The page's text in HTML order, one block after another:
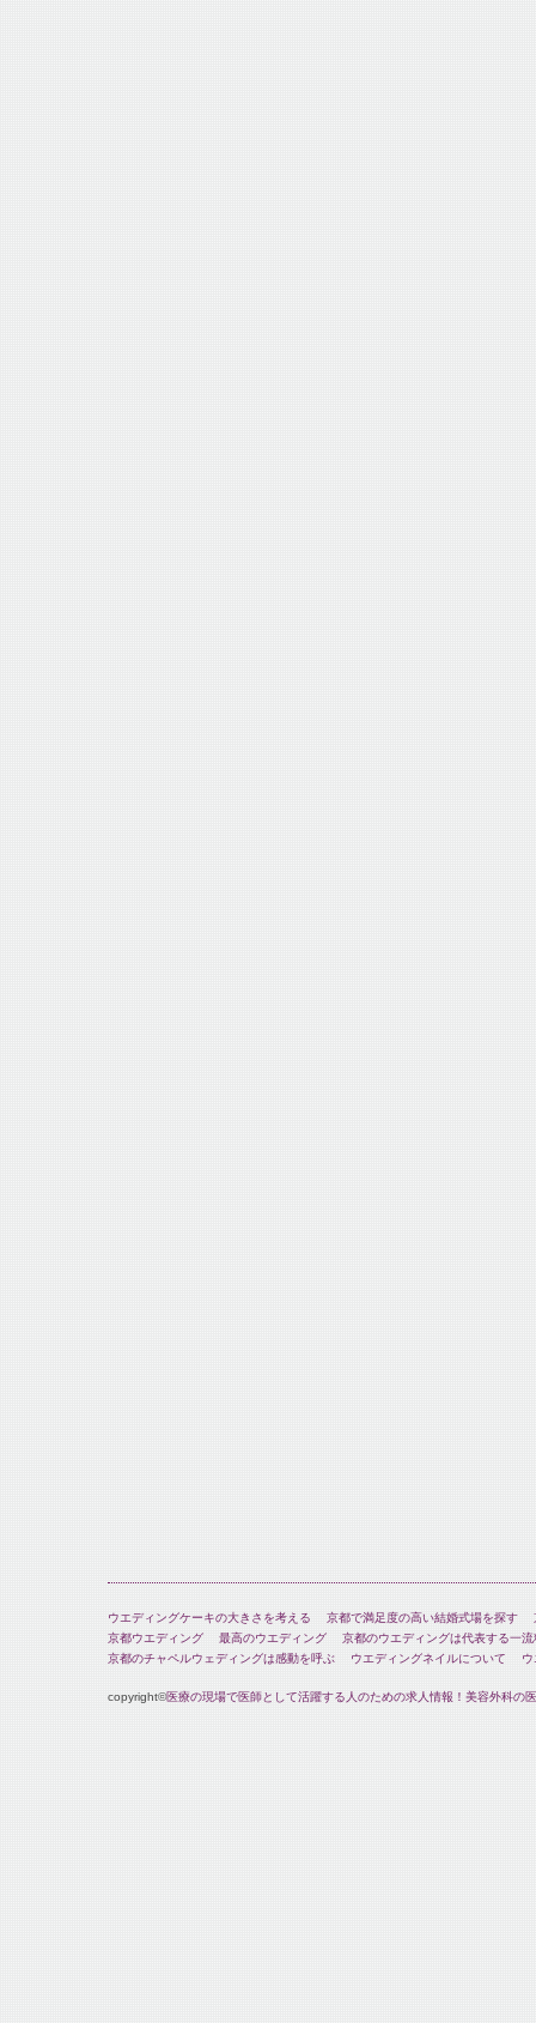
ウエディングケーキの大きさを考える 京都で満足度の高い結婚式場を探す
京都ウエディング
最高のウエディング
京都のウエディングは代表する一
京都のチャペルウェディングは感動を呼ぶ
ウエディングネイルについて
copyright©医療の現場で医師として活躍する人のための求人情報！美容外科の